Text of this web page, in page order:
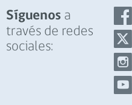
Síguenos a
través de redes
sociales: